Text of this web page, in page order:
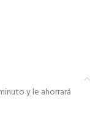
y le ahorrará